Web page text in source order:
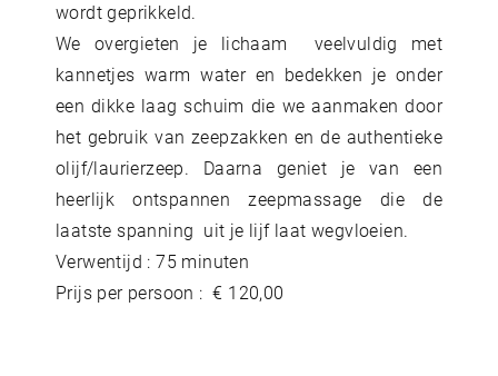
wordt geprikkeld.
We overgieten je lichaam veelvuldig met
kannetjes warm water en bedekken je onder
een dikke laag schuim die we aanmaken door
het gebruik van zeepzakken en de authentieke
olijf/laurierzeep. Daarna geniet je van een
heerlijk ontspannen zeepmassage die de
laatste spanning uit je lijf laat wegvloeien.
Verwentijd : 75 minuten
Prijs per persoon : € 120,00